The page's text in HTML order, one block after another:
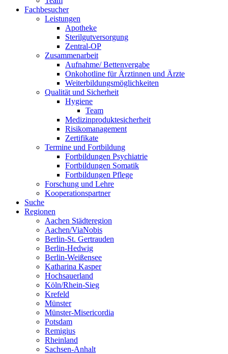
Fachbesucher
Leistungen
Apotheke
Sterilgutversorgung
Zentral-OP
Zusammenarbeit
Aufnahme/ Bettenvergabe
Onkohotline für Ärztinnen und Ärzte
Weiterbildungsmöglichkeiten
Qualität und Sicherheit
Hygiene
Team
Medizinproduktesicherheit
Risikomanagement
Zertifikate
Termine und Fortbildung
Fortbildungen Psychiatrie
Fortbildungen Somatik
Fortbildungen Pflege
Forschung und Lehre
Kooperationspartner
Suche
Regionen
Aachen Städteregion
Aachen/ViaNobis
Berlin-St. Gertrauden
Berlin-Hedwig
Berlin-Weißensee
Katharina Kasper
Hochsauerland
Köln/Rhein-Sieg
Krefeld
Münster
Münster-Misericordia
Potsdam
Remigius
Rheinland
Sachsen-Anhalt